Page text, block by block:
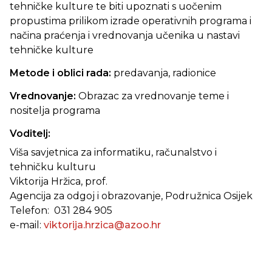
tehničke kulture te biti upoznati s uočenim
propustima prilikom izrade operativnih programa i
načina praćenja i vrednovanja učenika u nastavi
tehničke kulture
Metode i oblici rada: predavanja, radionice
Vrednovanje: Obrazac za vrednovanje teme i
nositelja programa
Voditelj:
Viša savjetnica za informatiku, računalstvo i
tehničku kulturu
Viktorija Hržica, prof.
Agencija za odgoj i obrazovanje, Podružnica Osijek
Telefon: 031 284 905
e-mail: viktorija.hrzica@azoo.hr